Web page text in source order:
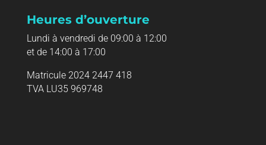
Heures d’ouverture
Lundi à vendredi de 09:00 à 12:00
et de 14:00 à 17:00
Matricule 2024 2447 418
TVA LU35 969748